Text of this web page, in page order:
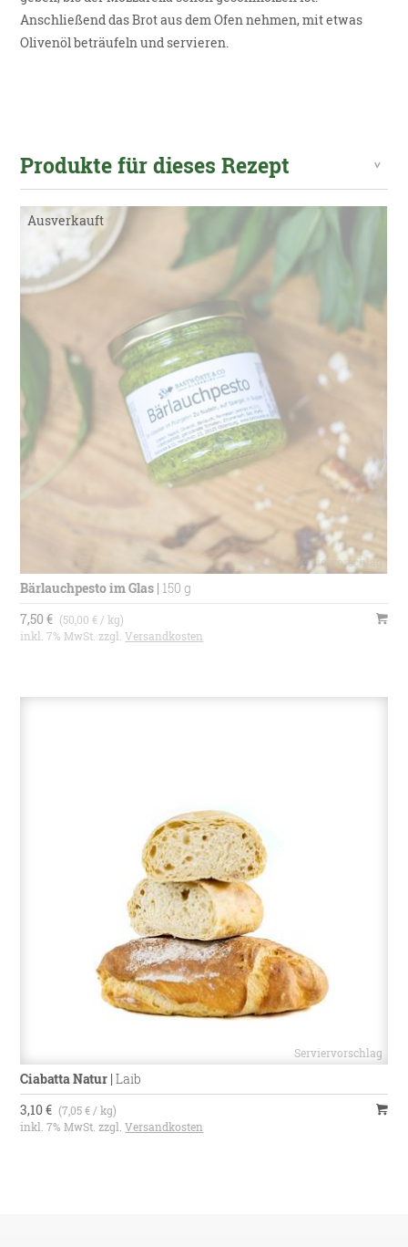
Anschließend das Brot aus dem Ofen nehmen, mit etwas
Olivenöl beträufeln und servieren.
Produkte für dieses Rezept
Bärlauchpesto im Glas | 150 g
7,50 € (50,00 € / kg)
inkl. 7% MwSt. zzgl.Versandkosten
Ciabatta Natur |Laib
3,10 € (7,05 € / kg)
inkl. 7% MwSt. zzgl.Versandkosten